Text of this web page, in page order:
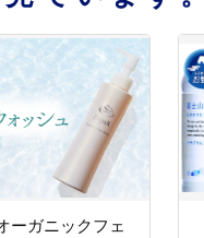
ガニックフェ